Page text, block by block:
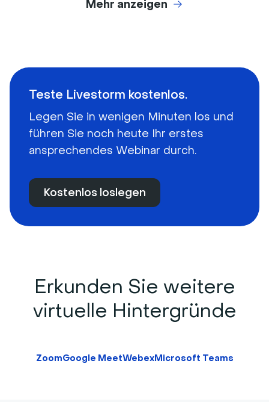
Mehr anzeigen
Teste Livestorm kostenlos.
Legen Sie in wenigen Minuten los und
führen Sie noch heute Ihr erstes
ansprechendes Webinar durch.
Kostenlos loslegen
Erkunden Sie weitere
virtuelle Hintergründe
ZoomGoogle MeetWebexMicrosoft Teams